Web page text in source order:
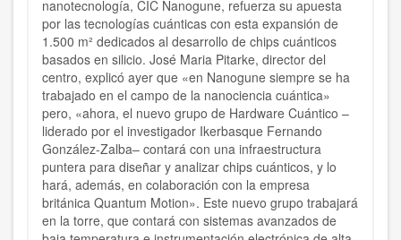
nanotecnología, CIC Nanogune, refuerza su apuesta
por las tecnologías cuánticas con esta expansión de
1.500 m² dedicados al desarrollo de chips cuánticos
basados en silicio. José Maria Pitarke, director del
centro, explicó ayer que «en Nanogune siempre se ha
trabajado en el campo de la nanociencia cuántica»
pero, «ahora, el nuevo grupo de Hardware Cuántico –
liderado por el investigador Ikerbasque Fernando
González-Zalba– contará con una infraestructura
puntera para diseñar y analizar chips cuánticos, y lo
hará, además, en colaboración con la empresa
británica Quantum Motion». Este nuevo grupo trabajará
en la torre, que contará con sistemas avanzados de